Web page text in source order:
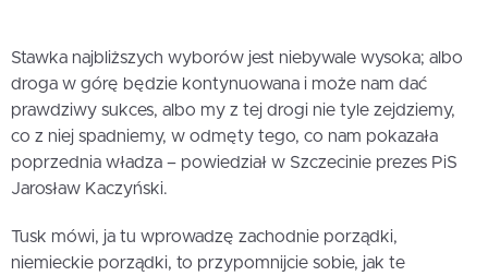
Stawka najbliższych wyborów jest niebywale wysoka; albo
droga w górę będzie kontynuowana i może nam dać
prawdziwy sukces, albo my z tej drogi nie tyle zejdziemy,
co z niej spadniemy, w odmęty tego, co nam pokazała
poprzednia władza – powiedział w Szczecinie prezes PiS
Jarosław Kaczyński.
Tusk mówi, ja tu wprowadzę zachodnie porządki,
niemieckie porządki, to przypomnijcie sobie, jak te